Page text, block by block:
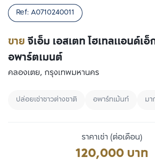
ขายจีเอ็ม เอสเตท โฮเทลแอนด์เอ็
อพาร์ตเมนต์
Ref: A0710240011
คลองเตย, กรุงเทพมหานคร
ปล่อยเช่าชาวต่างชาติ อพาร์ทเม้นท์ มา
ราคาเช่า (ต่อเดือน)
120,000 บาท
เปรียบเทียบ